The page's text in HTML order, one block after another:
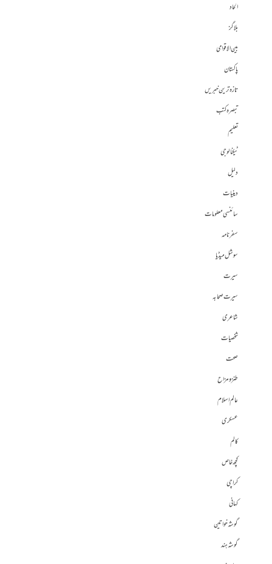
الحاد
بلاگز
بین الاقوامی
پاکستان
تازہ ترین خبریں
تبصرہ کتب
تعلیم
ٹیکنالوجی
دلیل
دینیات
سائنسی معلومات
سفرنامہ
سوشل میڈیا
سیرت
سیرت صحابہ
شاعری
شخصیات
صحت
طنز و مزاح
عالم اسلام
عسکری
کالم
کچھ خاص
کراچی
کہانی
گوشہ خواتین
گوشہ ہند